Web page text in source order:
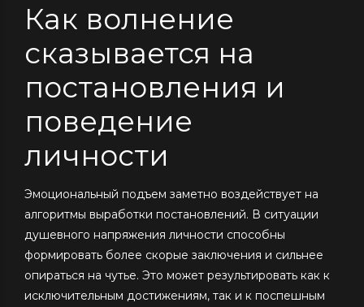
Как волнение
сказывается на
постановления и
поведение
личности
Эмоциональный подъем заметно воздействует на
алгоритмы выработки постановлений. В ситуации
душевного напряжения личности способны
формировать более скорые заключения и сильнее
опираться на чутье. Это может результировать как к
исключительным достижениям, так и к поспешным